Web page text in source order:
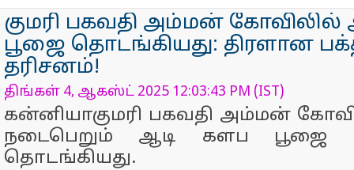
குமரி பகவதி அம்மன் கோவிலில்
பூஜை தொடங்கியது: திரளான
தரிசனம்!
திங்கள் 4, ஆகஸ்ட் 2025 12:03:43 PM (IST)
கன்னியாகுமரி பகவதி அம்மன்
நடைபெறும் ஆடி களப பூஜை
தொடங்கியது.